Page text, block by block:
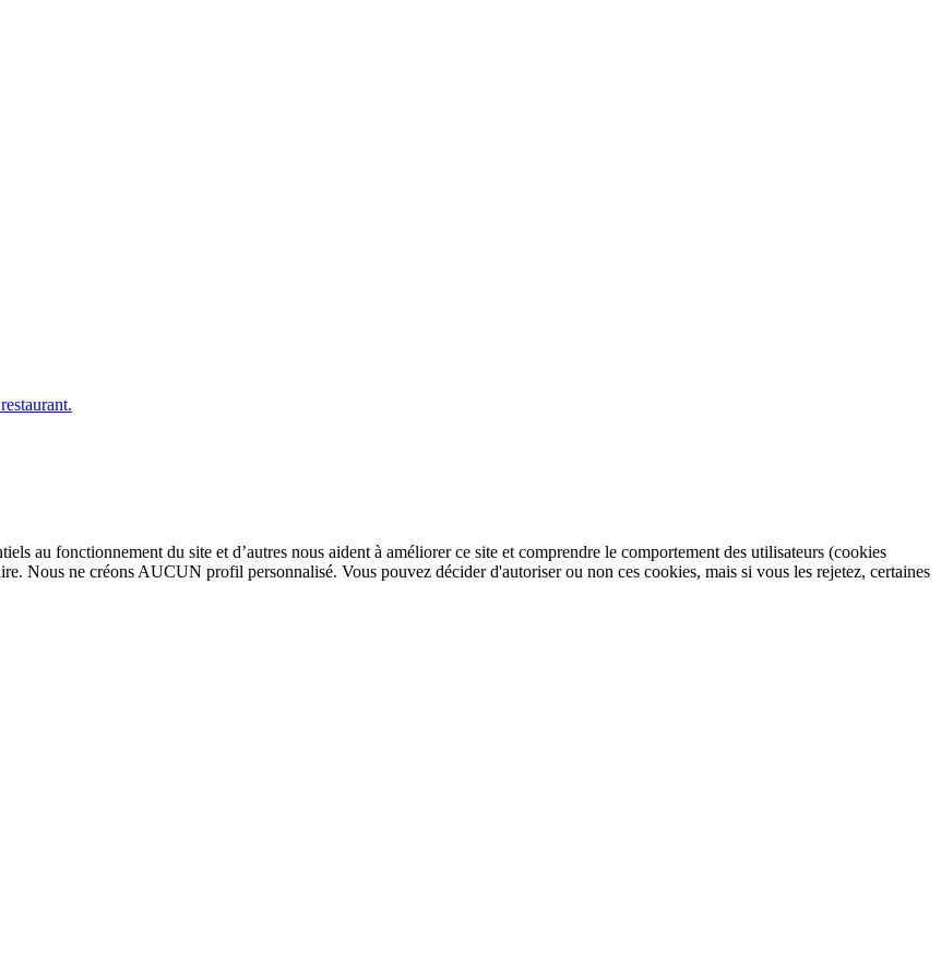
au fonctionnement du site et d’autres nous aident à améliorer ce site et comprendre le comportement des utilisateurs (cookies
Nous ne créons AUCUN profil personnalisé. Vous pouvez décider d'autoriser ou non ces cookies, mais si vous les rejetez, certaines